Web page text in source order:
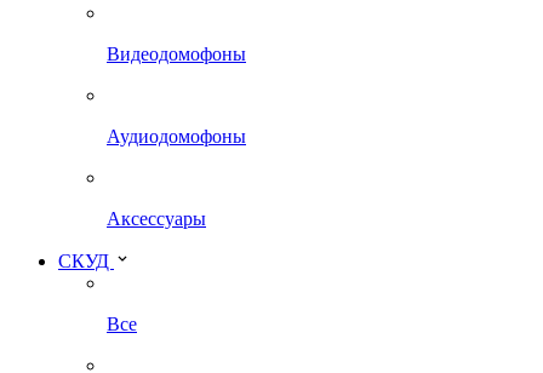
Видеодомофоны
Аудиодомофоны
Аксессуары
СКУД
Все